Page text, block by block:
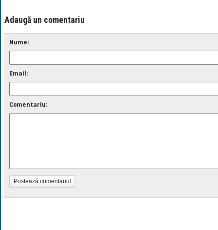
Adaugă un comentariu
Nume:
Email:
Comentariu:
Postează comentariul